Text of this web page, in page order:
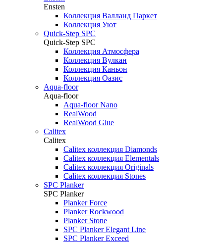
Ensten
Коллекция Валланд Паркет
Коллекция Уют
Quick-Step SPC
Quick-Step SPC
Коллекция Атмосфера
Коллекция Вулкан
Коллекция Каньон
Коллекция Оазис
Aqua-floor
Aqua-floor
Aqua-floor Nano
RealWood
RealWood Glue
Calitex
Calitex
Calitex коллекция Diamonds
Calitex коллекция Elementals
Calitex коллекция Originals
Calitex коллекция Stones
SPC Planker
SPC Planker
Planker Force
Planker Rockwood
Planker Stone
SPC Planker Elegant Line
SPC Planker Exceed